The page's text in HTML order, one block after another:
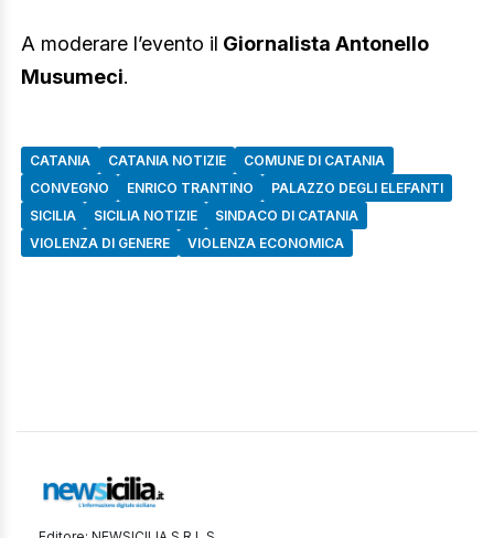
A moderare l’evento il Giornalista Antonello
Musumeci.
CATANIA CATANIA NOTIZIE
COMUNE DI CATANIA
CONVEGNO
ENRICO TRANTINO
PALAZZO DEGLI ELEFANTI
SICILIA
SICILIA NOTIZIE
SINDACO DI CATANIA
VIOLENZA DI GENERE
VIOLENZA ECONOMICA